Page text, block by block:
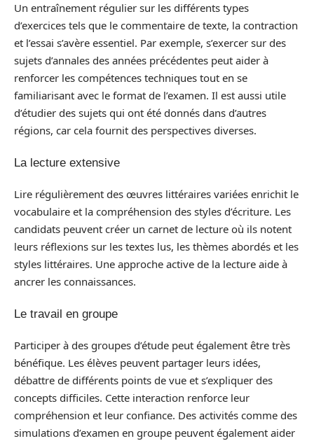
Un entraînement régulier sur les différents types
d’exercices tels que le commentaire de texte, la contraction
et l’essai s’avère essentiel. Par exemple, s’exercer sur des
sujets d’annales des années précédentes peut aider à
renforcer les compétences techniques tout en se
familiarisant avec le format de l’examen. Il est aussi utile
d’étudier des sujets qui ont été donnés dans d’autres
régions, car cela fournit des perspectives diverses.
La lecture extensive
Lire régulièrement des œuvres littéraires variées enrichit le
vocabulaire et la compréhension des styles d’écriture. Les
candidats peuvent créer un carnet de lecture où ils notent
leurs réflexions sur les textes lus, les thèmes abordés et les
styles littéraires. Une approche active de la lecture aide à
ancrer les connaissances.
Le travail en groupe
Participer à des groupes d’étude peut également être très
bénéfique. Les élèves peuvent partager leurs idées,
débattre de différents points de vue et s’expliquer des
concepts difficiles. Cette interaction renforce leur
compréhension et leur confiance. Des activités comme des
simulations d’examen en groupe peuvent également aider